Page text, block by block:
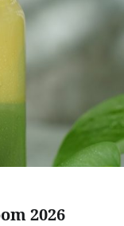
2026